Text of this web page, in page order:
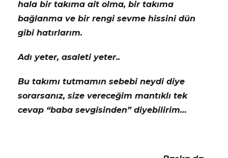
hala bir takıma ait olma, bir takıma
bağlanma ve bir rengi sevme hissini dün
gibi hatırlarım.
Adı yeter, asaleti yeter..
Bu takımı tutmamın sebebi neydi diye
sorarsanız, size vereceğim mantıklı tek
cevap “baba sevgisinden” diyebilirim…